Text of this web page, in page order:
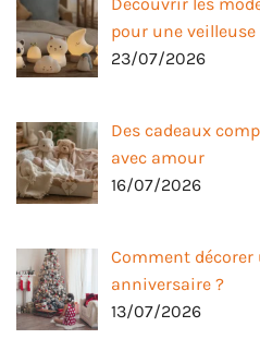
pour une veilleuse
23/07/2026
Des cadeaux
avec amour
16/07/2026
Comment décorer
anniversaire ?
13/07/2026